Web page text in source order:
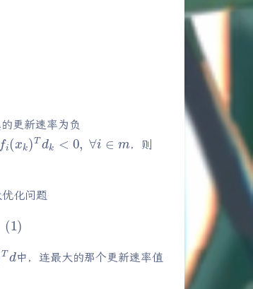
的更新速率为负
fi (x )Tdk ,∀ i ∈
，则
化问题
Td
中，连最大的那个更新速率值